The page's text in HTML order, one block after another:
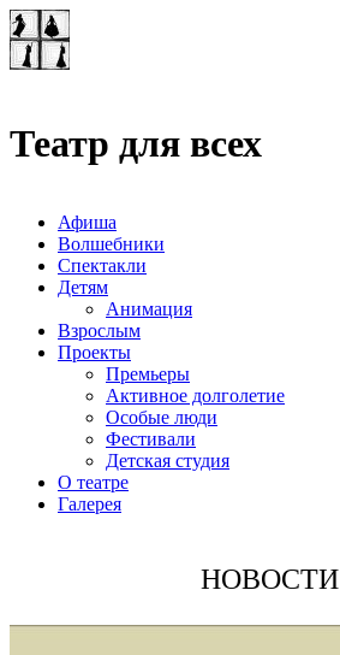
Театр для всех
Афиша
Волшебники
Спектакли
Детям
Анимация
Взрослым
Проекты
Премьеры
Активное долголетие
Особые люди
Фестивали
Детская студия
О театре
Галерея
НОВОСТИ